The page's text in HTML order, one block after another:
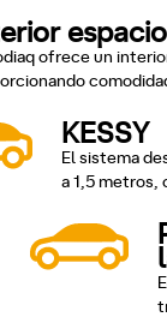
ofrece un
KESSY
El sistema
a 1,5 metros,